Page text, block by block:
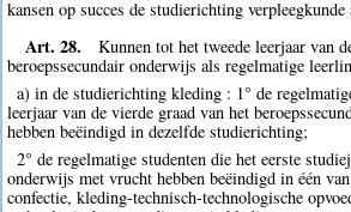
kansen op succes de studierichting
Art. 28.
Kunnen tot het tweede leerjaar van
beroepssecundair onderwijs als regelmatige
a) in de studierichting kleding : 1° de
leerjaar van de vierde graad van het
hebben beëindigd in dezelfde studierichting;
2° de regelmatige studenten die het eerste
onderwijs met vrucht hebben beëindigd in één
confectie, kleding-technisch-technologische